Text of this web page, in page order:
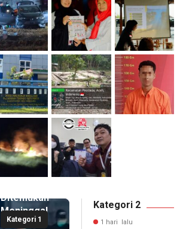
Kategori 1
1 hari lalu
Pemilik
Ditemukan
Meninggal
di Dalam
Kategori 2
1 hari lalu